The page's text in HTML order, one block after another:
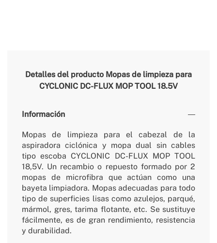
Detalles del producto Mopas de limpieza para
CYCLONIC DC-FLUX MOP TOOL 18.5V
Información
Mopas de limpieza para el cabezal de la
aspiradora ciclónica y mopa dual sin cables
tipo escoba CYCLONIC DC-FLUX MOP TOOL
18,5V. Un recambio o repuesto formado por 2
mopas de microfibra que actúan como una
bayeta limpiadora. Mopas adecuadas para todo
tipo de superficies lisas como azulejos, parqué,
mármol, gres, tarima flotante, etc. Se sustituye
fácilmente, es de gran rendimiento, resistencia
y durabilidad.